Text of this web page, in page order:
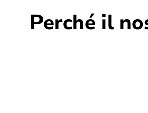
Perché il